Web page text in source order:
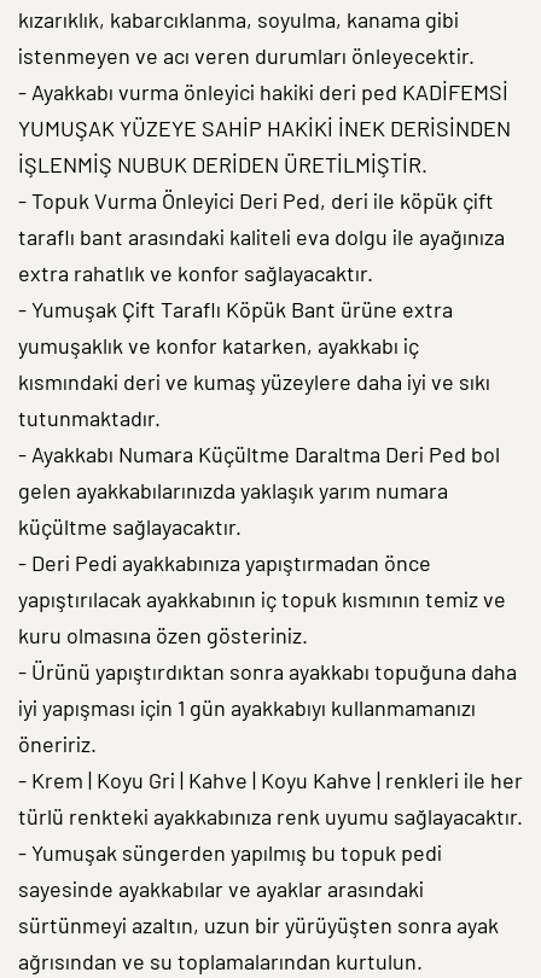
kızarıklık, kabarcıklanma, soyulma, kanama gibi
istenmeyen ve acı veren durumları önleyecektir.
- Ayakkabı vurma önleyici hakiki deri ped KADİFEMSİ
YUMUŞAK YÜZEYE SAHİP HAKİKİ İNEK DERİSİNDEN
İŞLENMİŞ NUBUK DERİDEN ÜRETİLMİŞTİR.
- Topuk Vurma Önleyici Deri Ped, deri ile köpük çift
taraflı bant arasındaki kaliteli eva dolgu ile ayağınıza
extra rahatlık ve konfor sağlayacaktır.
- Yumuşak Çift Taraflı Köpük Bant ürüne extra
yumuşaklık ve konfor katarken, ayakkabı iç
kısmındaki deri ve kumaş yüzeylere daha iyi ve sıkı
tutunmaktadır.
- Ayakkabı Numara Küçültme Daraltma Deri Ped bol
gelen ayakkabılarınızda yaklaşık yarım numara
küçültme sağlayacaktır.
- Deri Pedi ayakkabınıza yapıştırmadan önce
yapıştırılacak ayakkabının iç topuk kısmının temiz ve
kuru olmasına özen gösteriniz.
- Ürünü yapıştırdıktan sonra ayakkabı topuğuna daha
iyi yapışması için 1 gün ayakkabıyı kullanmamanızı
öneririz.
- Krem | Koyu Gri | Kahve | Koyu Kahve | renkleri ile her
türlü renkteki ayakkabınıza renk uyumu sağlayacaktır.
- Yumuşak süngerden yapılmış bu topuk pedi
sayesinde ayakkabılar ve ayaklar arasındaki
sürtünmeyi azaltın, uzun bir yürüyüşten sonra ayak
ağrısından ve su toplamalarından kurtulun.